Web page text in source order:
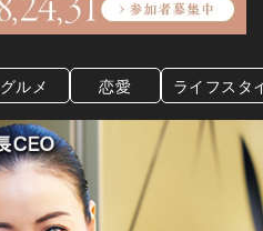
グルメ 恋愛 ライフスタ